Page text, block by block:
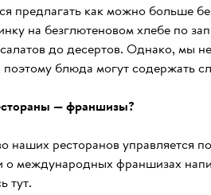
предлагать как можно больше
на безглютеновом хлебе по
до десертов. Однако, мы
поэтому блюда могут содержать
— франшизы?
наших ресторанов управляется
о международных франшизах
тут.